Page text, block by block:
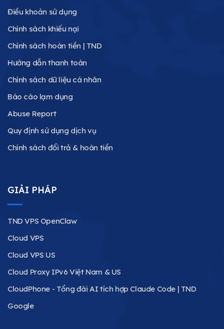
Điều khoản sử dụng
Chính sách khiếu nại
Chính sách hoàn tiền | TND
Hướng dẫn thanh toán
Chính sách dữ liệu cá nhân
Báo cáo lạm dụng
Abuse Report
Quy định sử dụng dịch vụ
Chính sách đổi trả & hoàn tiền
GIẢI PHÁP
TND VPS OpenClaw
Cloud VPS
Cloud VPS US
Cloud Proxy IPv6 Việt Nam & US
CloudPhone - Tổng đài AI tích hợp Claude Code | TND
Google